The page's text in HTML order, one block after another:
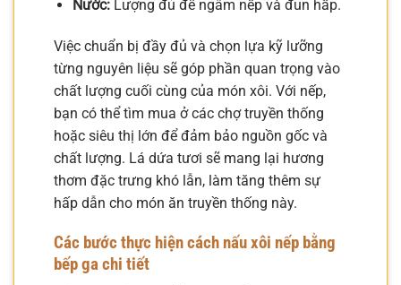
Nước:Lượng đủ để ngâm nếp và đun hấp.
Việc chuẩn bị đầy đủ và chọn lựa kỹ lưỡng
từng nguyên liệu sẽ góp phần quan trọng vào
chất lượng cuối cùng của món xôi. Với nếp,
bạn có thể tìm mua ở các chợ truyền thống
hoặc siêu thị lớn để đảm bảo nguồn gốc và
chất lượng. Lá dứa tươi sẽ mang lại hương
thơm đặc trưng khó lẫn, làm tăng thêm sự
hấp dẫn cho món ăn truyền thống này.
Các bước thực hiện cách nấu xôi nếp bằng
bếp ga chi tiết